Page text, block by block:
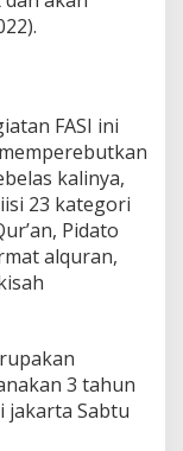
FASI ini
kalinya,
23 kategori
Pidato
alquran,
3 tahun
jakarta Sabtu